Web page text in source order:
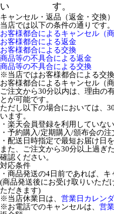
い
す。
キャンセル・返品（返金・交換
当店では以下の条件の通りです
お客様都合によるキャンセル（商
お客様都合による返金
お客様都合による交換
商品等の不具合による返金
商品等の不具合による交換
※当店ではお客様都合による交
お客様都合によるキャンセル（商
ご注文から30分以内は、理由の
とが可能です。
ただし以下の場合においては、
います。
・楽天会員登録を利用していな
・予約購入/定期購入/頒布会の注
・配送日時指定で最短お届け日
また、ご注文から30分以上過ぎ
確認ください。
対応条件
・商品発送の4日前であれば、キ
(商品発送後にお受け取りいただ
ただきます)
※当店休業日は、 営業日カレン
※お電話でのキャンセルは、 営